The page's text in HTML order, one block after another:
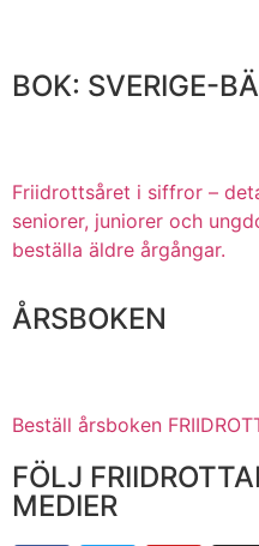
BOK: SVERIGE-
Friidrottsåret i siffror –
seniorer, juniorer och
beställa äldre årgångar.
ÅRSBOKEN
Beställ årsboken
FÖLJ
MEDIER